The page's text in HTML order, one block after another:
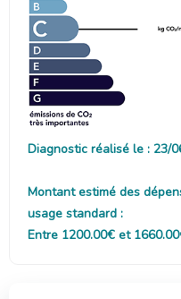
Diagnostic réalisé le : 23/
Montant estimé des
usage standard :
Entre 1200.00€ et